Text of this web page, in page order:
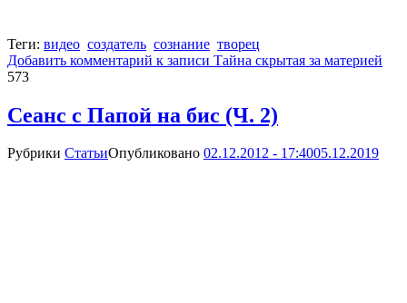
Теги: видео создатель сознание творец
Добавить комментарий к записи Тайна скрытая за материей
573
Сеанс с Папой на бис (Ч. 2)
Рубрики СтатьиОпубликовано 02.12.2012 - 17:4005.12.2019